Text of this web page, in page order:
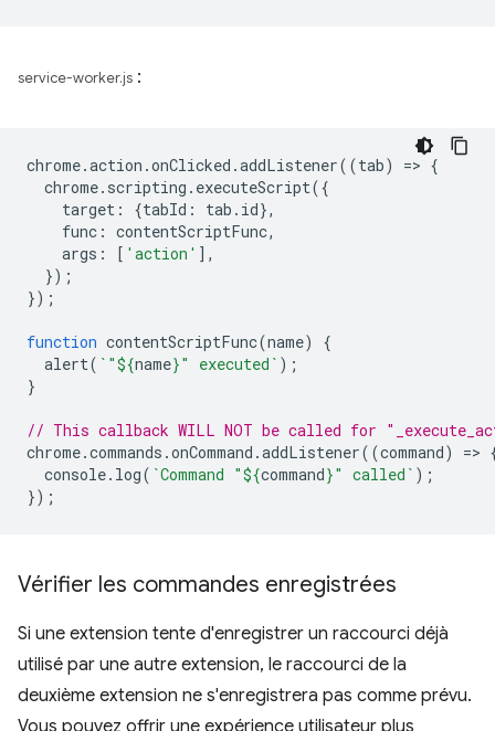
service-worker.js :
chrome.action .onClicked .addListener((tab) => {
chrome. scripting . executeScript({
target : {tabId : tab . id},
func : contentScriptFunc,
args : [ 'action' ],
});
});
function contentScriptFunc(name)
{
alert( `"${name}" executed` );
}
// This callback WILL NOT be called for
chrome.commands .onCommand .addListener((command) =>
console. log( `Command "${command}" called` );
});
Vérifier les commandes enregistrées
Si une extension tente d'enregistrer un raccourci déjà
utilisé par une autre extension, le raccourci de la
deuxième extension ne s'enregistrera pas comme prévu.
Vous pouvez offrir une expérience utilisateur plus